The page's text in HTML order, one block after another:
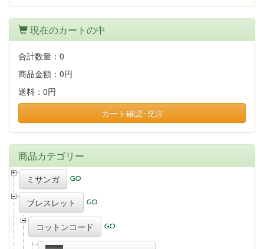
現在のカートの中
合計数量： 0
商品金額： 0円
送料： 0円
カート確認･発注
商品カテゴリー
ミサンガ
ブレスレット
コットンコード